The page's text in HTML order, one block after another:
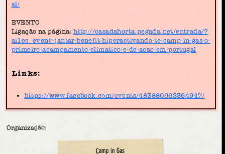
al/
EVENTO
Ligação na página:http://casadahorta.pegada.net/entrada/?
ai1ec_event=jantar-benefit-hiperactivando-te-camp-in-gas-o-
primeiro-acampamento-climatico-e-de-acao-em-portugal
Links:
https://www.facebook.com/events/483880662364947/
Organização:
Camp in Gas